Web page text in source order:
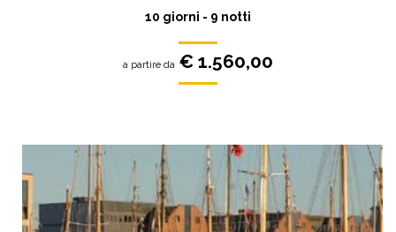
10 giorni - 9 notti
a partire da € 1.560,00